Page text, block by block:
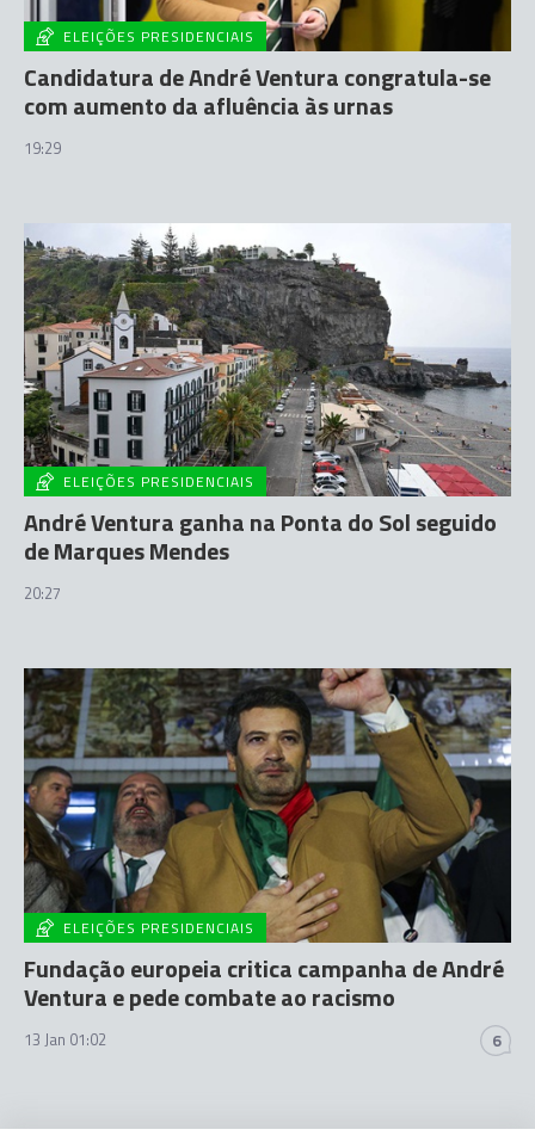
ELEIÇÕES PRESIDENCIAIS
Candidatura de André Ventura congratula-se
com aumento da afluência às urnas
19:29
ELEIÇÕES PRESIDENCIAIS
André Ventura ganha na Ponta do Sol seguido
de Marques Mendes
20:27
ELEIÇÕES PRESIDENCIAIS
Fundação europeia critica campanha de André
Ventura e pede combate ao racismo
13 Jan 01:02 6